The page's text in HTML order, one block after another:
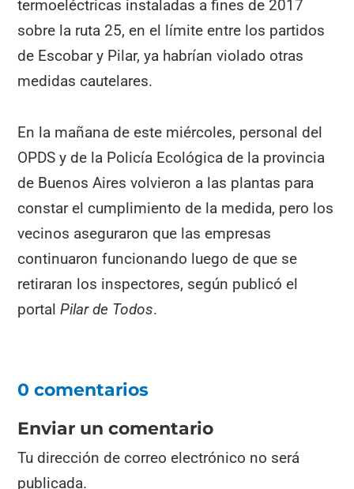
termoeléctricas instaladas a fines de 2017
sobre la ruta 25, en el límite entre los partidos
de Escobar y Pilar, ya habrían violado otras
medidas cautelares.
En la mañana de este miércoles, personal del
OPDS y de la Policía Ecológica de la provincia
de Buenos Aires volvieron a las plantas para
constar el cumplimiento de la medida, pero los
vecinos aseguraron que las empresas
continuaron funcionando luego de que se
retiraran los inspectores, según publicó el
portal Pilar de Todos.
0 comentarios
Enviar un comentario
Tu dirección de correo electrónico no será
publicada.